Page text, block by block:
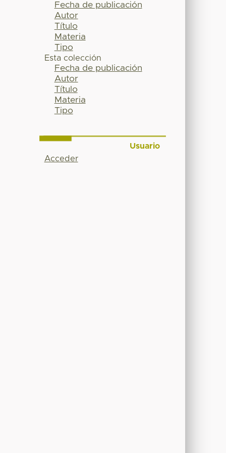
Fecha de publicación
Autor
Título
Materia
Tipo
Esta colección
Fecha de publicación
Autor
Título
Materia
Tipo
Usuario
Acceder